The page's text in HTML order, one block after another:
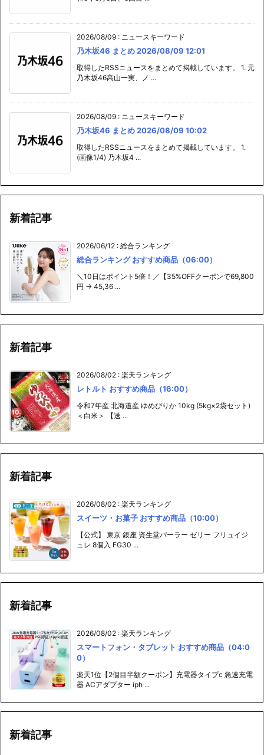
2026/08/09 : ニュースキーワード
乃木坂46 まとめ 2026/08/09 12:01
取得したRSSニュースをまとめて掲載しています。 1. 元
乃木坂46高山一実、ノ ...
2026/08/09 : ニュースキーワード
乃木坂46 まとめ 2026/08/09 10:02
取得したRSSニュースをまとめて掲載しています。 1.
(画像1/4) 乃木坂4 ...
新着記事
2026/06/12 : 総合ランキング
総合ランキング おすすめ商品（06:00）
＼10日はポイント5倍！／【35%OFFクーポンで69,800
円 → 45,36 ...
新着記事
2026/08/02 : 楽天ランキング
レトルト おすすめ商品（16:00）
令和7年産 北海道産 ゆめぴりか 10kg (5kg×2袋セット)
＜白米＞ 【送 ...
新着記事
2026/08/02 : 楽天ランキング
スイーツ・お菓子 おすすめ商品（10:00）
【公式】 東京 銀座 資生堂パーラー ゼリー フリュイジ
ュレ 8個入 FG30 ...
新着記事
2026/08/02 : 楽天ランキング
スマートフォン・タブレット おすすめ商品（04:0
0）
楽天1位【2個目半額クーポン】充電器タイプc 急速充電
器 ACアダプター iph ...
新着記事